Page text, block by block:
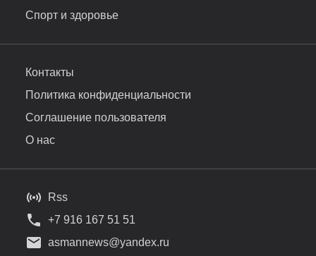
Спорт и здоровье
Контакты
Политика конфиденциальности
Соглашение пользователя
О нас
Rss
+7 916 167 51 51
asmannews@yandex.ru